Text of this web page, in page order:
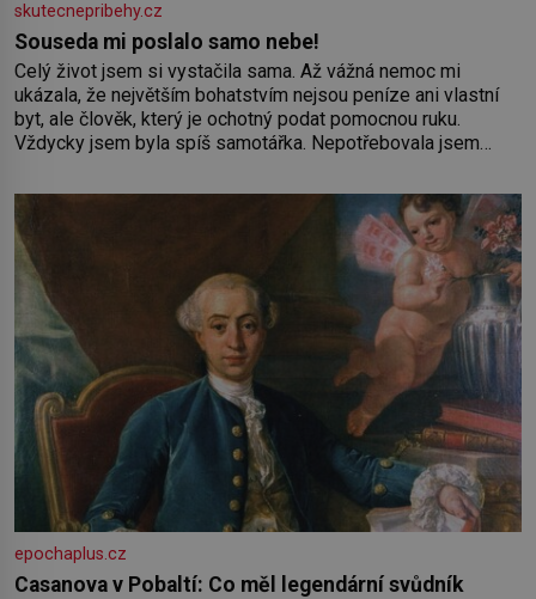
skutecnepribehy.cz
Souseda mi poslalo samo nebe!
Celý život jsem si vystačila sama. Až vážná nemoc mi
ukázala, že největším bohatstvím nejsou peníze ani vlastní
byt, ale člověk, který je ochotný podat pomocnou ruku.
Vždycky jsem byla spíš samotářka. Nepotřebovala jsem
práce a hlavně klid. Hned po studiích jsem odešla z rodného
epochaplus.cz
Casanova v Pobaltí: Co měl legendární svůdník